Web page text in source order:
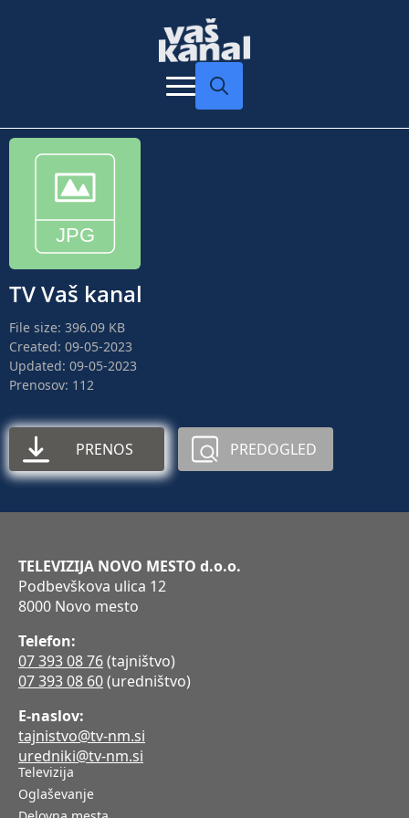
TV Vaš kanal
File size: 396.09 KB
Created: 09-05-2023
Updated: 09-05-2023
Prenosov: 112
PRENOS PREDOGLED
TELEVIZIJA NOVO MESTO d.o.o.
Podbevškova ulica 12
8000 Novo mesto
Telefon:
07 393 08 76(tajništvo)
07 393 08 60(uredništvo)
E-naslov:
tajnistvo@tv-nm.si
uredniki@tv-nm.si
Televizija
Oglaševanje